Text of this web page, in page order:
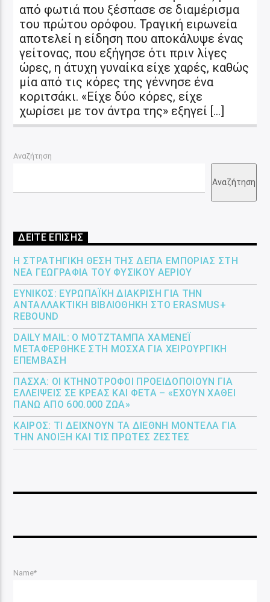
από φωτιά που ξέσπασε σε διαμέρισμα
του πρώτου ορόφου. Τραγική ειρωνεία
αποτελεί η είδηση που αποκάλυψε ένας
γείτονας, που εξήγησε ότι πριν λίγες
ώρες, η άτυχη γυναίκα είχε χαρές, καθώς
μία από τις κόρες της γέννησε ένα
κοριτσάκι. «Είχε δύο κόρες, είχε
χωρίσει με τον άντρα της» εξηγεί […]
Αναζήτηση
Αναζήτηση
ΔΕΙΤΕ ΕΠΙΣΗΣ
Η ΣΤΡΑΤΗΓΙΚΉ ΘΈΣΗ ΤΗΣ ΔΕΠΑ ΕΜΠΟΡΊΑΣ ΣΤΗ
ΝΈΑ ΓΕΩΓΡΑΦΊΑ ΤΟΥ ΦΥΣΙΚΟΎ ΑΕΡΊΟΥ
ΕΎΝΙΚΟΣ: ΕΥΡΩΠΑΪΚΉ ΔΙΆΚΡΙΣΗ ΓΙΑ ΤΗΝ
ΑΝΤΑΛΛΑΚΤΙΚΉ ΒΙΒΛΙΟΘΉΚΗ ΣΤΟ ERASMUS+
REBOUND
DAILY MAIL: Ο ΜΟΤΖΤΆΜΠΑ ΧΑΜΕΝΕΪ́
ΜΕΤΑΦΈΡΘΗΚΕ ΣΤΗ ΜΌΣΧΑ ΓΙΑ ΧΕΙΡΟΥΡΓΙΚΉ
ΕΠΈΜΒΑΣΗ
ΠΆΣΧΑ: ΟΙ ΚΤΗΝΟΤΡΌΦΟΙ ΠΡΟΕΙΔΟΠΟΙΟΎΝ ΓΙΑ
ΕΛΛΕΊΨΕΙΣ ΣΕ ΚΡΈΑΣ ΚΑΙ ΦΈΤΑ – «ΈΧΟΥΝ ΧΑΘΕΊ
ΠΆΝΩ ΑΠΌ 600.000 ΖΏΑ»
ΚΑΙΡΌΣ: ΤΙ ΔΕΊΧΝΟΥΝ ΤΑ ΔΙΕΘΝΉ ΜΟΝΤΈΛΑ ΓΙΑ
ΤΗΝ ΆΝΟΙΞΗ ΚΑΙ ΤΙΣ ΠΡΏΤΕΣ ΖΈΣΤΕΣ
Name*